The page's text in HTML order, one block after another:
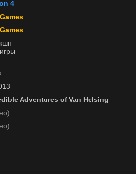
4
Adventures of Van Helsing